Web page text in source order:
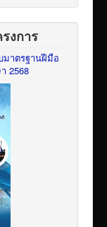
งการ
มาตรฐานฝีมือ
2568